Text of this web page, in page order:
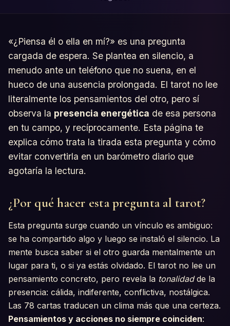
«¿Piensa él o ella en mí?» es una pregunta
cargada de espera. Se plantea en silencio, a
menudo ante un teléfono que no suena, en el
hueco de una ausencia prolongada. El tarot no lee
literalmente los pensamientos del otro, pero sí
observa la presencia energética de esa persona
en tu campo, y recíprocamente. Esta página te
explica cómo trata la tirada esta pregunta y cómo
evitar convertirla en un barómetro diario que
agotaría la lectura.
¿Por qué hacer esta pregunta al tarot?
Esta pregunta surge cuando un vínculo es ambiguo:
se ha compartido algo y luego se instaló el silencio. La
mente busca saber si el otro guarda mentalmente un
lugar para ti, o si ya estás olvidado. El tarot no lee un
pensamiento concreto, pero revela la tonalidadde la
presencia: cálida, indiferente, conflictiva, nostálgica.
Las 78 cartas traducen un clima más que una certeza.
Pensamientos y acciones no siempre coinciden: